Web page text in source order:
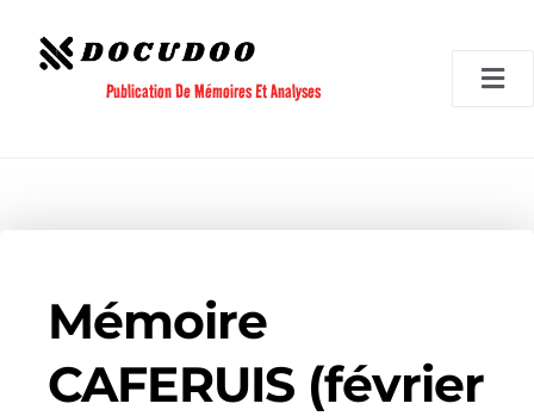
contenu
Publication De Mémoires Et Analyses
Mémoire
CAFERUIS (février